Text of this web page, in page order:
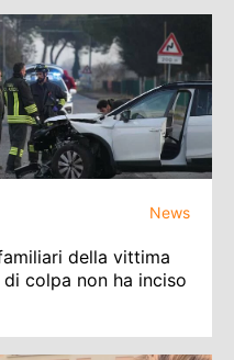
News
della vittima
colpa non ha inciso